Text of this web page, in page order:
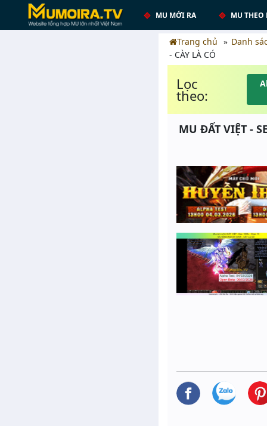
MU MỚI RA MU THEO
Trang chủ Danh
- CÀY LÀ CÓ
Lọc
theo:
MU ĐẤT VIỆT -